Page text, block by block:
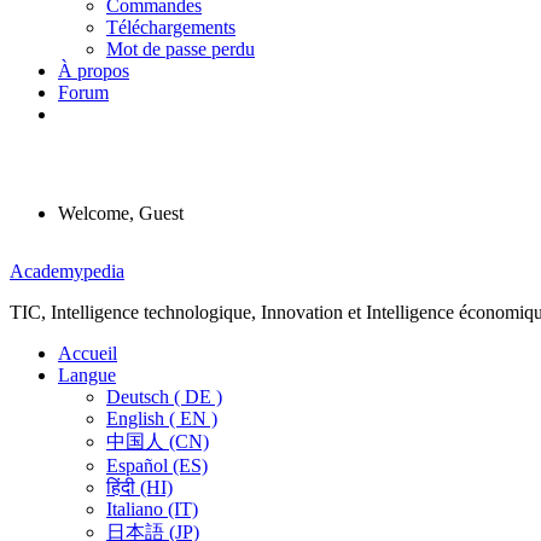
Commandes
Téléchargements
Mot de passe perdu
À propos
Forum
Welcome, Guest
Menu
Academypedia
TIC, Intelligence technologique, Innovation et Intelligence
Accueil
Langue
Deutsch ( DE )
English ( EN )
中国人 (CN)
Español (ES)
हिंदी (HI)
Italiano (IT)
日本語 (JP)